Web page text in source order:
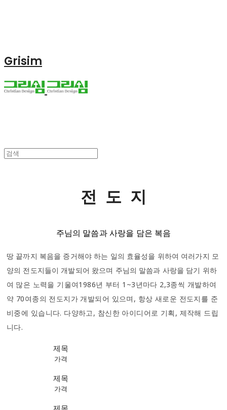
Grisim
전 도 지
주님의 말씀과 사랑을 담은 복음
땅 끝까지 복음을 증거해야 하는 일의 효율성을 위하여 여러가지 모
양의 전도지들이 개발되어 왔으며 주님의 말씀과 사랑을 담기 위하
여 많은 노력을 기울여1986년 부터 1~3년마다 2,3종씩 개발하여
약 70여종의 전도지가 개발되어 있으며, 항상 새로운 전도지를 준
비중에 있습니다. 다양하고, 참신한 아이디어로 기획, 제작해 드립
니다.
제목
가격
제목
가격